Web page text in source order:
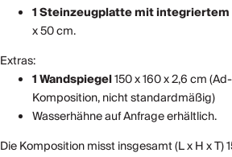
1 Steinzeugplattemit integriertem
x 50 cm.
Extras:
1 Wandspiegel150 x 160 x 2,6 cm
Komposition, nicht standardmäßig)
Wasserhähne auf Anfrage erhältlich.
Die Komposition misst insgesamt (L x H x T)